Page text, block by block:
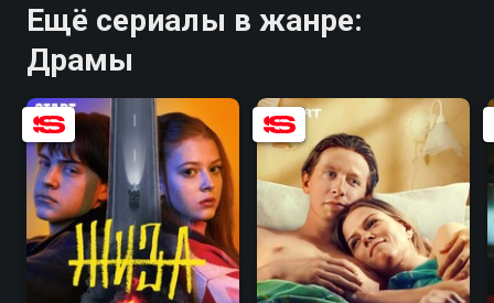
Ещё сериалы в жанре:
Драмы